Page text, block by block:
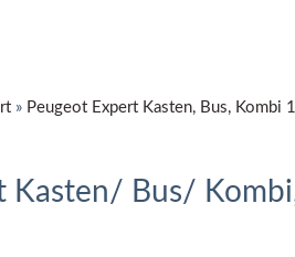
» Peugeot Expert Kasten, Bus, Kombi
Bus/